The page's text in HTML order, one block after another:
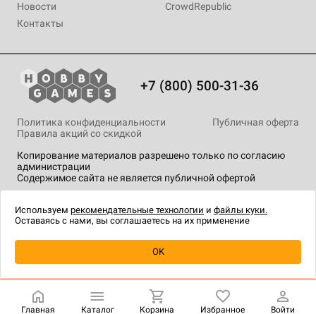
Уведомить о наличии
Новости
Контакты
CrowdRepublic
+7 (800) 500-31-36
Копирование материалов разрешено только по согласию
администрации
Содержимое сайта не является публичной офертой
Политика конфиденциальности
Публичная оферта
Правила акций со скидкой
технологии.
Главная Каталог Корзина Избранное Войти
Используем рекомендательные технологии и файлы куки.
Оставаясь с нами, вы соглашаетесь на их применение
OK